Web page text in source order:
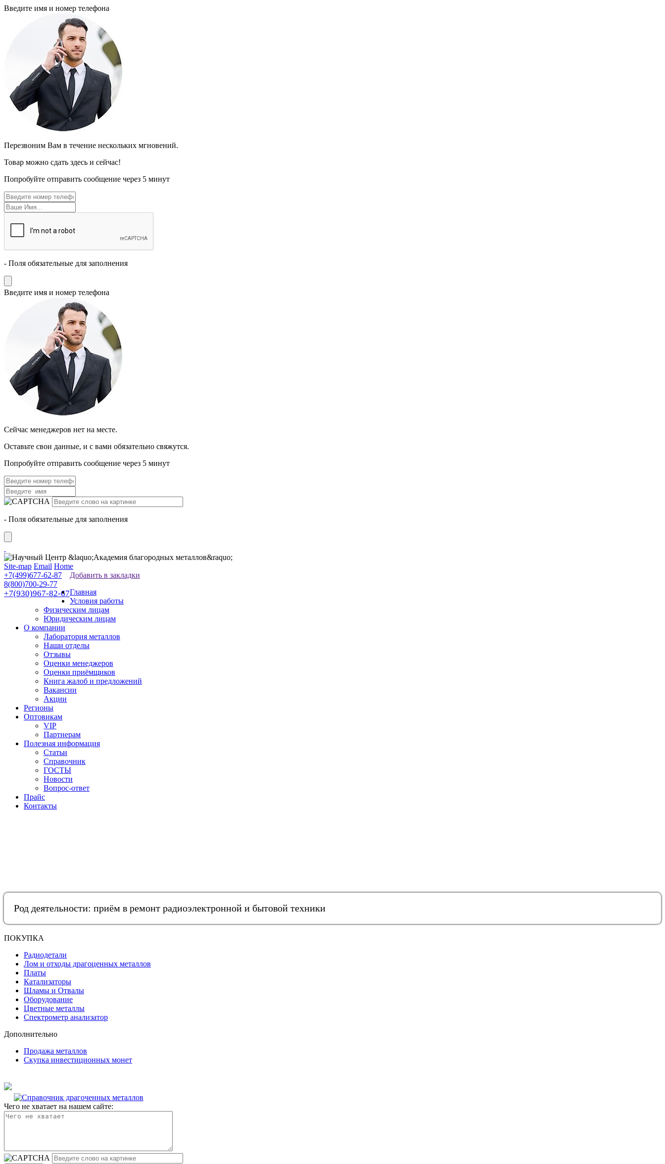
Введите имя и номер телефона
Перезвоним Вам в течение нескольких мгновений.
Товар можно сдать здесь и сейчас!
Попробуйте отправить сообщение через 5 минут
- Поля обязательные для заполнения
Введите имя и номер телефона
Cейчас менеджеров нет на месте.
Оставьте свои данные, и с вами обязательно свяжутся.
Попробуйте отправить сообщение через 5 минут
- Поля обязательные для заполнения
Site-map Email Home
+7(499)677-62-87
8(800)700-29-77
+7(930)967-82-67
Добавить в закладки
Главная
Условия работы
Физическим лицам
Юридическим лицам
О компании
Лаборатория металлов
Наши отделы
Отзывы
Оценки менеджеров
Оценки приёмщиков
Книга жалоб и предложений
Вакансии
Акции
Регионы
Оптовикам
VIP
Партнерам
Полезная информация
Статьи
Справочник
ГОСТЫ
Новости
Вопрос-ответ
Прайс
Контакты
Род деятельности: приём в ремонт радиоэлектронной и бытовой техники
ПОКУПКА
Радиодетали
Лом и отходы драгоценных металлов
Платы
Катализаторы
Шламы и Отвалы
Оборудование
Цветные металлы
Спектрометр анализатор
Дополнительно
Продажа металлов
Скупка инвестиционных монет
Чего не хватает на нашем сайте: